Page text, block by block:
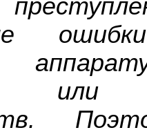
или